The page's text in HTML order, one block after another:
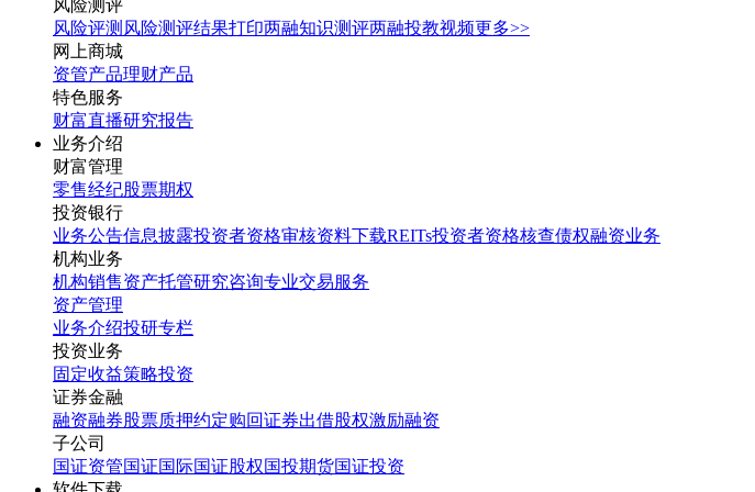
风险测评
风险评测 风险测评结果打印两融知识测评两融投教视频更多>>
网上商城
资管产品理财产品
特色服务
财富直播研究报告
业务介绍
财富管理
零售经纪股票期权
投资银行
业务公告信息披露投资者资格审核资料下载REITs投资者资格核查债权融资业务
机构业务
机构销售资产托管研究咨询专业交易服务
资产管理
业务介绍投研专栏
投资业务
固定收益策略投资
证券金融
融资融券股票质押约定购回证券出借股权激励融资
子公司
国证资管国证国际国证股权国投期货国证投资